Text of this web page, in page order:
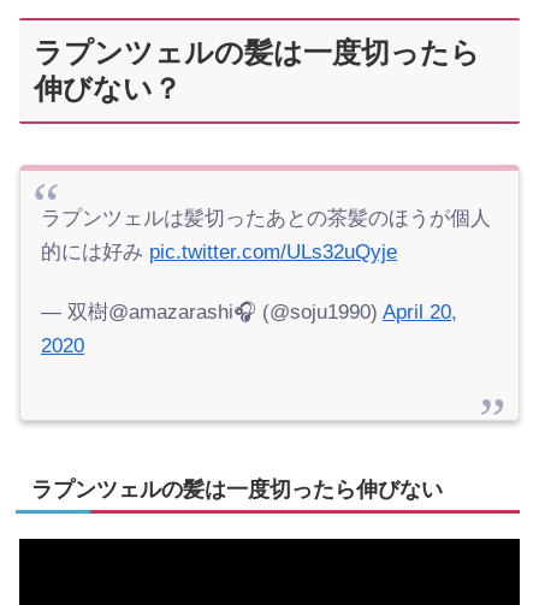
ラプンツェルの髪は一度切ったら
伸びない？
ラプンツェルは髪切ったあとの茶髪のほうが個人
的には好み pic.twitter.com/ULs32uQyje
— 双樹@amazarashi🎧 (@soju1990) April 20,
2020
ラプンツェルの髪は一度切ったら伸びない